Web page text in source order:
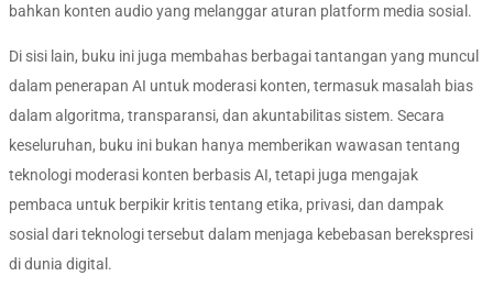
bahkan konten audio yang melanggar aturan platform media sosial.
Di sisi lain, buku ini juga membahas berbagai tantangan yang muncul
dalam penerapan AI untuk moderasi konten, termasuk masalah bias
dalam algoritma, transparansi, dan akuntabilitas sistem. Secara
keseluruhan, buku ini bukan hanya memberikan wawasan tentang
teknologi moderasi konten berbasis AI, tetapi juga mengajak
pembaca untuk berpikir kritis tentang etika, privasi, dan dampak
sosial dari teknologi tersebut dalam menjaga kebebasan berekspresi
di dunia digital.